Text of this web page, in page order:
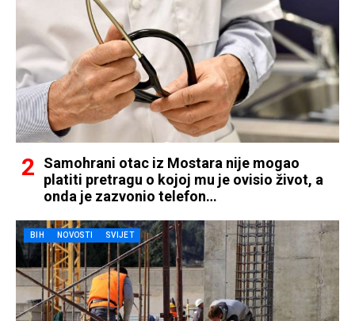
Samohrani otac iz Mostara nije mogao
platiti pretragu o kojoj mu je ovisio život, a
onda je zazvonio telefon…
BIH NOVOSTI SVIJET